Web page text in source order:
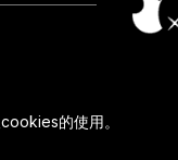
cookies的使用。